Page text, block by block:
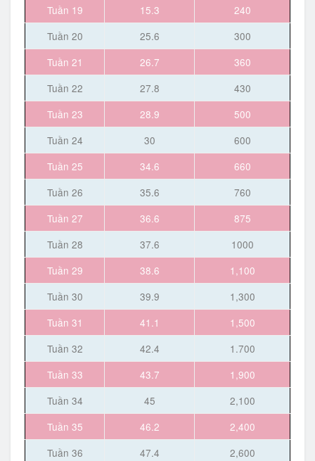
Tuần 19 15.3
240
Tuần 20
25.6
300
Tuần 21
26.7
360
Tuần 22
27.8
430
Tuần 23
28.9
500
Tuần 24
30
600
Tuần 25
34.6
660
Tuần 26
35.6
760
Tuần 27
36.6
875
Tuần 28
37.6
1000
Tuần 29
38.6
1,100
Tuần 30
39.9
1,300
Tuần 31
41.1
1,500
Tuần 32
42.4
1.700
Tuần 33
43.7
1,900
Tuần 34
45
2,100
Tuần 35
46.2
2,400
Tuần 36
47.4
2,600